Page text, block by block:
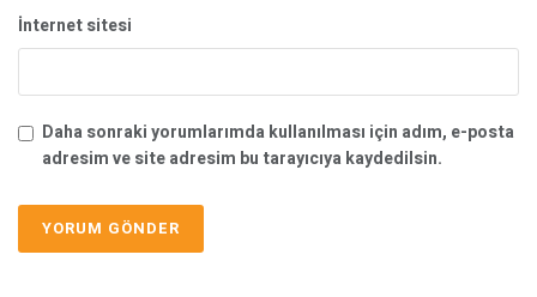
İnternet sitesi
Daha sonraki yorumlarımda kullanılması için adım, e-posta
adresim ve site adresim bu tarayıcıya kaydedilsin.